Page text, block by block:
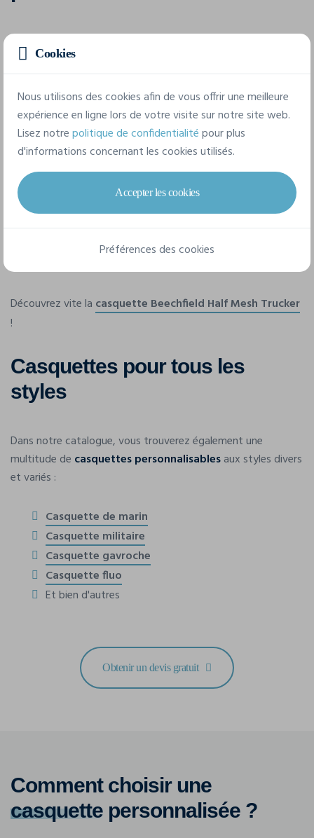
casquette trucker
partie arrière de la couronne se compose en fait d'un filet en
plastique.
Comme les casquettes classiques, elles conviennent tant aux
styles casual que plus décontractés mais elles constituent
surtout un excellent choix pour les festivals, concerts et
autres activités estivales.
Grâce à leur partie arrière en maille, elles permettent en effet
une aération très appréciée en été tout en protégeant du
Découvrez vite la casquette Beechfield Half Mesh Trucker
!
Casquettes pour tous les
styles
Dans notre catalogue, vous trouverez également une
multitude de casquettes personnalisablesaux styles divers
et variés :
Casquette de marin
Casquette militaire
Casquette gavroche
Casquette fluo
Et bien d'autres
Obtenir un devis gratuit
Comment choisir une
casquette personnalisée ?
Cookies
Nous utilisons des cookies afin de vous offrir une meilleure
expérience en ligne lors de votre visite sur notre site web.
Lisez notrepolitique de confidentialitépour plus
d'informations concernant les cookies utilisés.
Accepter les cookies
Préférences des cookies